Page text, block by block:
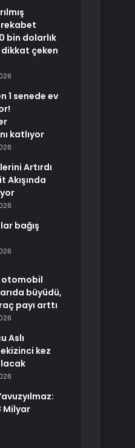
bin dolarlık
çeken
1 senede ev
katlıyor
Artırdı
Akışında
bağış
otomobil
büyüdü,
payı arttı
Aslı
kez
Milyar